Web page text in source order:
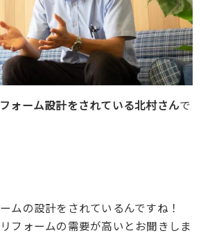
ォーム設計をされている北村さんで
ムの設計をされているんですね！
フォームの需要が高いとお聞きしま